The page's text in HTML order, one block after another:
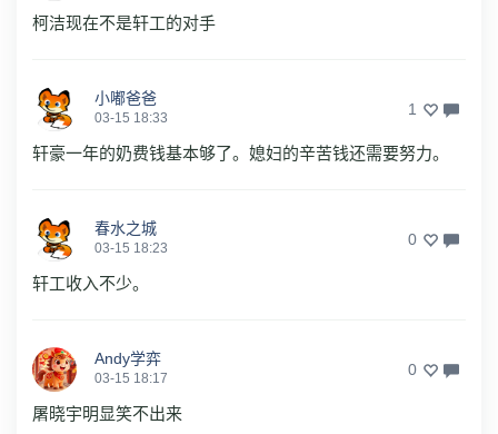
柯洁现在不是轩工的对手
小嘟爸爸
03-15 18:33 1
轩豪一年的奶费钱基本够了。媳妇的辛苦钱还需要努力。
春水之城
03-15 18:23 0
轩工收入不少。
Andy学弈
03-15 18:17 0
屠晓宇明显笑不出来